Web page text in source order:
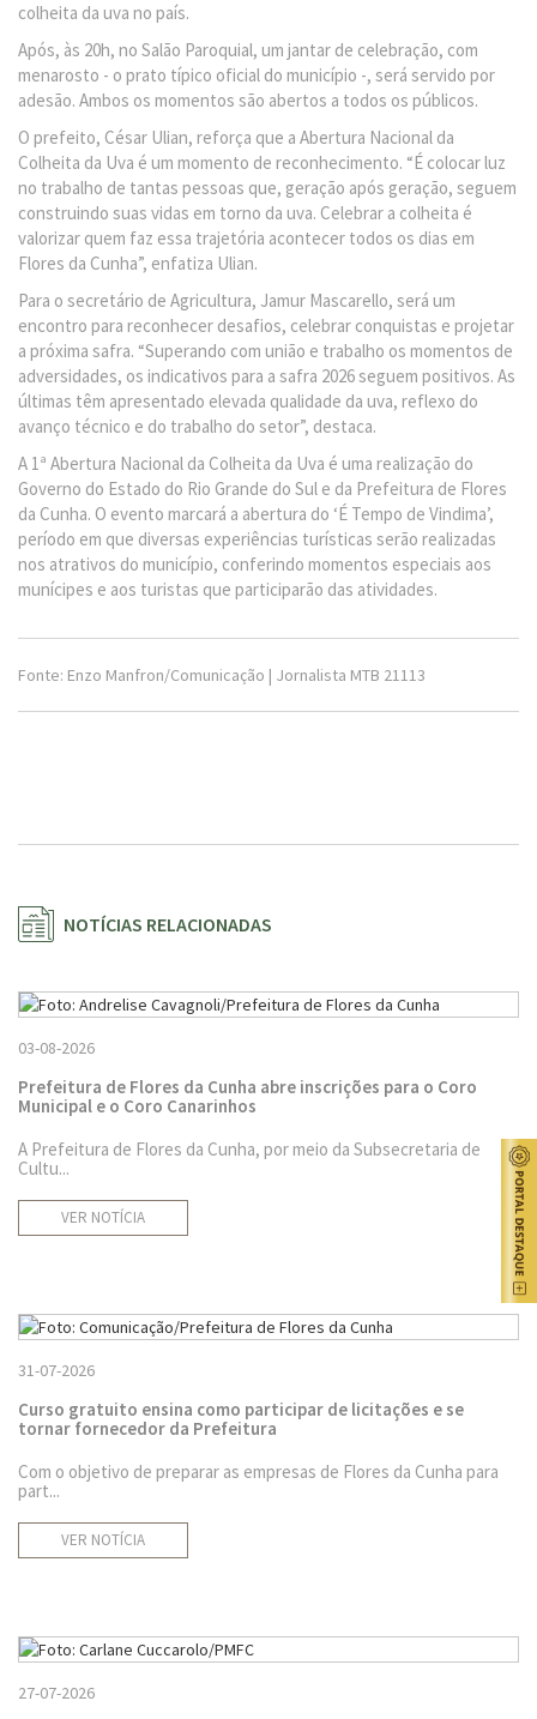
colheita da uva no país.
Após, às 20h, no Salão Paroquial, um jantar de celebração, com
menarosto - o prato típico oficial do município -, será servido por
adesão. Ambos os momentos são abertos a todos os públicos.
O prefeito, César Ulian, reforça que a Abertura Nacional da
Colheita da Uva é um momento de reconhecimento. “É colocar luz
no trabalho de tantas pessoas que, geração após geração, seguem
construindo suas vidas em torno da uva. Celebrar a colheita é
valorizar quem faz essa trajetória acontecer todos os dias em
Flores da Cunha”, enfatiza Ulian.
Para o secretário de Agricultura, Jamur Mascarello, será um
encontro para reconhecer desafios, celebrar conquistas e projetar
a próxima safra. “Superando com união e trabalho os momentos de
adversidades, os indicativos para a safra 2026 seguem positivos. As
últimas têm apresentado elevada qualidade da uva, reflexo do
avanço técnico e do trabalho do setor”, destaca.
A 1ª Abertura Nacional da Colheita da Uva é uma realização do
Governo do Estado do Rio Grande do Sul e da Prefeitura de Flores
da Cunha. O evento marcará a abertura do ‘É Tempo de Vindima’,
período em que diversas experiências turísticas serão realizadas
nos atrativos do município, conferindo momentos especiais aos
munícipes e aos turistas que participarão das atividades.
Fonte: Enzo Manfron/Comunicação | Jornalista MTB 21113
NOTÍCIAS RELACIONADAS
03-08-2026
Prefeitura de Flores da Cunha abre inscrições para o Coro
Municipal e o Coro Canarinhos
A Prefeitura de Flores da Cunha, por meio da Subsecretaria de
Cultu...
VER NOTÍCIA
31-07-2026
Curso gratuito ensina como participar de licitações e se
tornar fornecedor da Prefeitura
Com o objetivo de preparar as empresas de Flores da Cunha para
part...
VER NOTÍCIA
27-07-2026